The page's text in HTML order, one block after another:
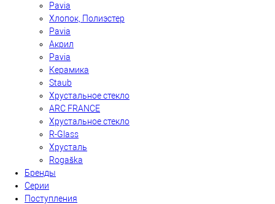
Pavia
Хлопок, Полиэстер
Pavia
Акрил
Pavia
Керамика
Staub
Хрустальное стекло
ARC FRANCE
Хрустальное стекло
R-Glass
Хрусталь
Rogaška
Бренды
Серии
Поступления